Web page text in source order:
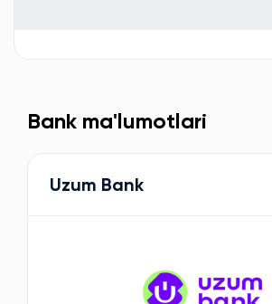
Bank ma'lumotlari
Uzum Bank